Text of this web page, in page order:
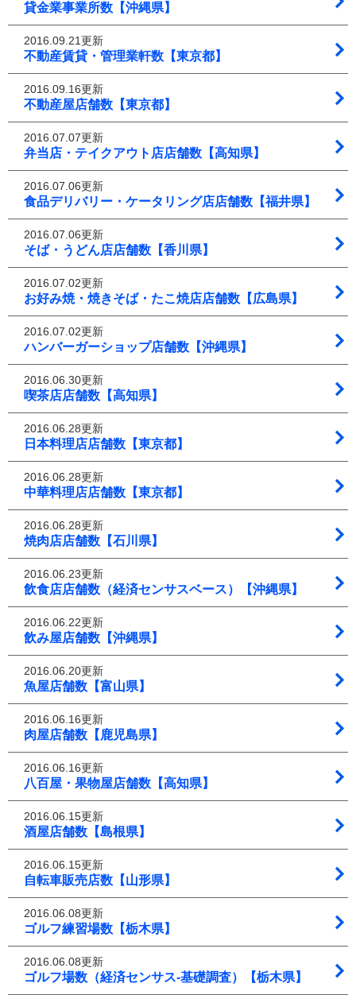
貸金業事業所数【沖縄県】
2016.09.21更新
不動産賃貸・管理業軒数【東京都】
2016.09.16更新
不動産屋店舗数【東京都】
2016.07.07更新
弁当店・テイクアウト店店舗数【高知県】
2016.07.06更新
食品デリバリー・ケータリング店店舗数【福井県】
2016.07.06更新
そば・うどん店店舗数【香川県】
2016.07.02更新
お好み焼・焼きそば・たこ焼店店舗数【広島県】
2016.07.02更新
ハンバーガーショップ店舗数【沖縄県】
2016.06.30更新
喫茶店店舗数【高知県】
2016.06.28更新
日本料理店店舗数【東京都】
2016.06.28更新
中華料理店店舗数【東京都】
2016.06.28更新
焼肉店店舗数【石川県】
2016.06.23更新
飲食店店舗数（経済センサスベース）【沖縄県】
2016.06.22更新
飲み屋店舗数【沖縄県】
2016.06.20更新
魚屋店舗数【富山県】
2016.06.16更新
肉屋店舗数【鹿児島県】
2016.06.16更新
八百屋・果物屋店舗数【高知県】
2016.06.15更新
酒屋店舗数【島根県】
2016.06.15更新
自転車販売店数【山形県】
2016.06.08更新
ゴルフ練習場数【栃木県】
2016.06.08更新
ゴルフ場数（経済センサス‐基礎調査）【栃木県】